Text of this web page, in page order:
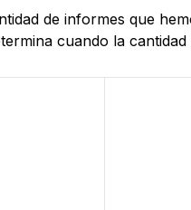
de informes que
cuando la